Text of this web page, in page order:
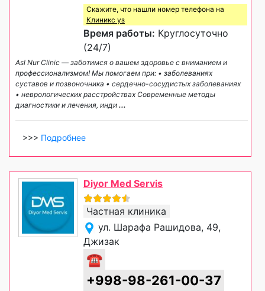
Скажите, что нашли номер телефона на
Клиникс уз
Время работы: Круглосуточно
(24/7)
Asl Nur Clinic — заботимся о вашем здоровье с вниманием и
профессионализмом! Мы помогаем при: • заболеваниях
суставов и позвоночника • сердечно-сосудистых заболеваниях
• неврологических расстройствах Современные методы
диагностики и лечения, инди ...
>>> Подробнее
Diyor Med Servis
Частная клиника
ул. Шарафа Рашидова, 49,
Джизак
☎
+998-98-261-00-37